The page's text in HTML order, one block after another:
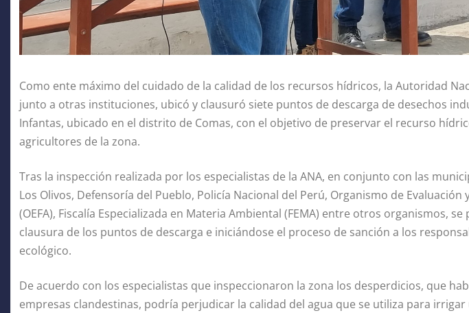
Como ente máximo del cuidado de la calidad de los recursos hídricos, la Autoridad
junto a otras instituciones, ubicó y clausuró siete puntos de descarga de desechos
Infantas, ubicado en el distrito de Comas, con el objetivo de preservar el recurso
agricultores de la zona.
Tras la inspección realizada por los especialistas de la ANA, en conjunto con las
Los Olivos, Defensoría del Pueblo, Policía Nacional del Perú, Organismo de Evaluación
(OEFA), Fiscalía Especializada en Materia Ambiental (FEMA) entre otros organismos,
clausura de los puntos de descarga e iniciándose el proceso de sanción a los
ecológico.
De acuerdo con los especialistas que inspeccionaron la zona los desperdicios, que
empresas clandestinas, podría perjudicar la calidad del agua que se utiliza para